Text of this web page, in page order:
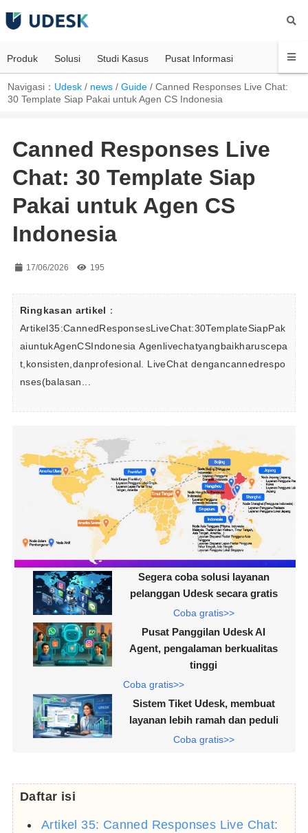
Produk Solusi Studi Kasus Pusat Informasi
Navigasi： Udesk / news /Guide /Canned Responses Live Chat:
30 Template Siap Pakai untuk Agen CS Indonesia
Canned Responses Live
Chat: 30 Template Siap
Pakai untuk Agen CS
Indonesia
17/06/2026 195
Ringkasan artikel ：
Artikel35:CannedResponsesLiveChat:30TemplateSiapPak
aiuntukAgenCSIndonesia Agenlivechatyangbaikharuscepa
t,konsisten,danprofesional. LiveChat dengancannedrespo
nses(balasan...
Segera coba solusi layanan
pelanggan Udesk secara gratis
Coba gratis>>
Pusat Panggilan Udesk AI
Agent, pengalaman berkualitas
tinggi
Coba gratis>>
Sistem Tiket Udesk, membuat
layanan lebih ramah dan peduli
Coba gratis>>
Daftar isi
Artikel 35: Canned Responses Live Chat: